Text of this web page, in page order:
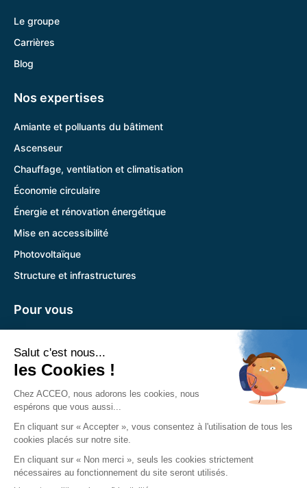
Le groupe
Carrières
Blog
Nos expertises
Amiante et polluants du bâtiment
Ascenseur
Chauffage, ventilation et climatisation
Économie circulaire
Énergie et rénovation énergétique
Mise en accessibilité
Photovoltaïque
Structure et infrastructures
Pour vous
Trouver l’agence la plus proche
Nous retrouver
785 Voie Antiope 13600 La Ciotat
04 89 12 08 31
Du lundi au vendredi :